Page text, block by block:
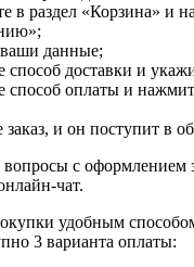
в раздел «Корзина» и
данные;
способ доставки и
способ оплаты и
и он поступит в
с оформлением
чат.
удобным
3 варианта оплаты: